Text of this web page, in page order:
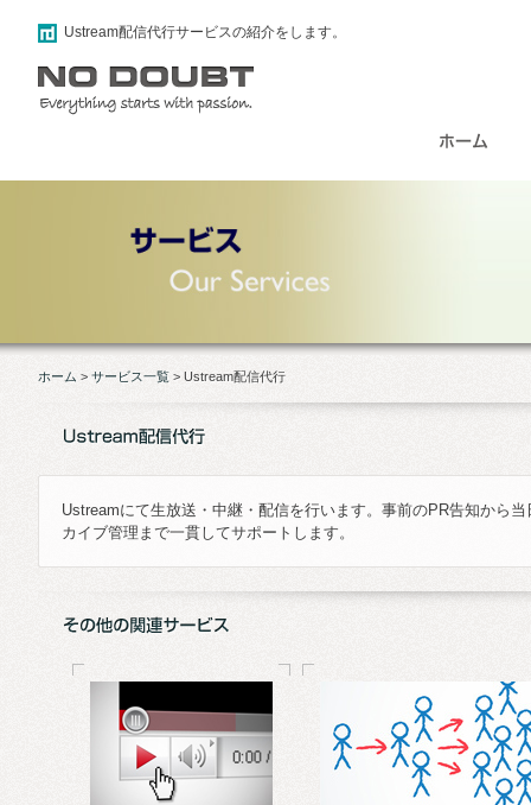
Ustream配信代行サービスの紹介をします。
ホーム > サービス一覧 > Ustream配信代行
Ustreamにて生放送・中継・配信を行います。事前のPR告知から
カイブ管理まで一貫してサポートします。